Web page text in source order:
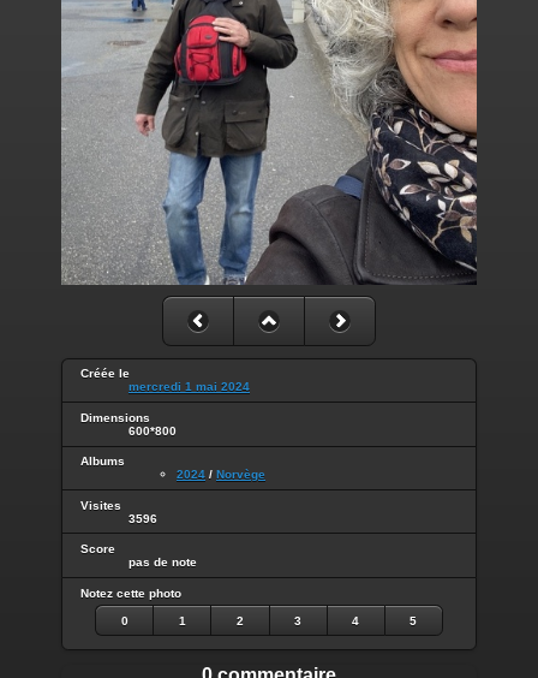
Créée le
mercredi 1 mai 2024
Dimensions
600*800
Albums
2024 / Norvège
Visites
3596
Score
pas de note
Notez cette photo
0 1 2 3 4 5